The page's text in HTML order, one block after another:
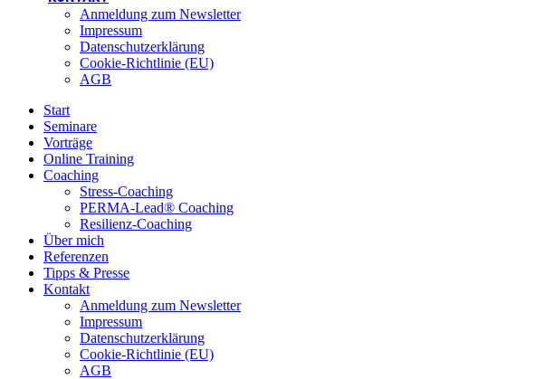
Anmeldung zum Newsletter
Impressum
Datenschutzerklärung
Cookie-Richtlinie (EU)
AGB
Start
Seminare
Vorträge
Online Training
Coaching
Stress-Coaching
PERMA-Lead® Coaching
Resilienz-Coaching
Über mich
Referenzen
Tipps & Presse
Kontakt
Anmeldung zum Newsletter
Impressum
Datenschutzerklärung
Cookie-Richtlinie (EU)
AGB